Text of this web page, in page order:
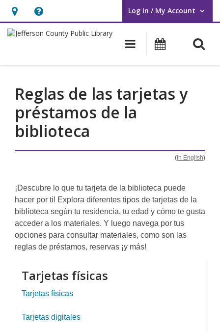
Hours
&
opens
overlay
Help,
opens
overlay
Log In / My Account
User Log In / My Account.
Main Events
Reglas de las tarjetas y
préstamos de la
biblioteca
( In English)
¡Descubre lo que tu tarjeta de la biblioteca puede
hacer por ti! Explora diferentes tipos de tarjetas de la
biblioteca según tu residencia, tu edad y cómo te gusta
acceder a los materiales. Y luego navega por tus
opciones para consultar materiales, como son las
reglas de préstamos, reservas ¡y más!
Tarjetas físicas
Tarjetas físicas
Tarjetas digitales